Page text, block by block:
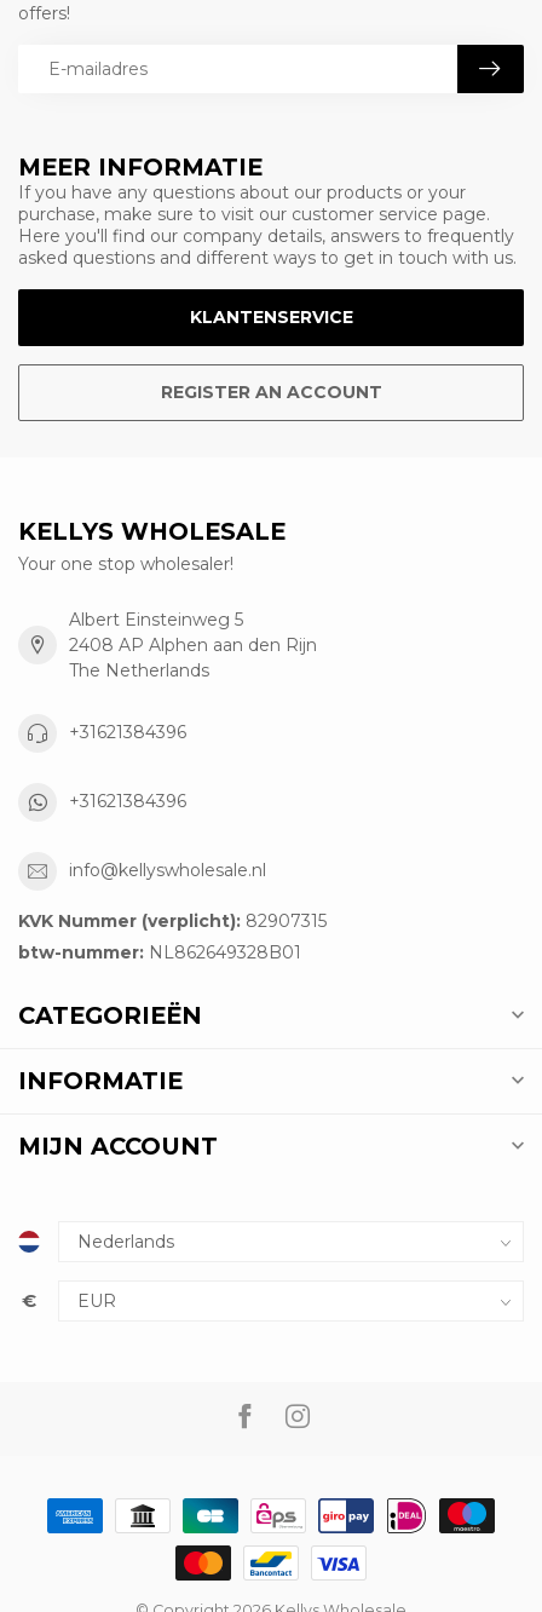
MEER INFORMATIE
If you have any questions about our products or your
purchase, make sure to visit our customer service page.
Here you'll find our company details, answers to frequently
asked questions and different ways to get in touch with us.
KLANTENSERVICE
REGISTER AN ACCOUNT
offers!
KELLYS WHOLESALE
Your one stop wholesaler!
Albert Einsteinweg 5
2408 AP Alphen aan den Rijn
The Netherlands
+31621384396
+31621384396
info@kellyswholesale.nl
KVK Nummer (verplicht): 82907315
btw-nummer: NL862649328B01
CATEGORIEËN
INFORMATIE
MIJN ACCOUNT
€